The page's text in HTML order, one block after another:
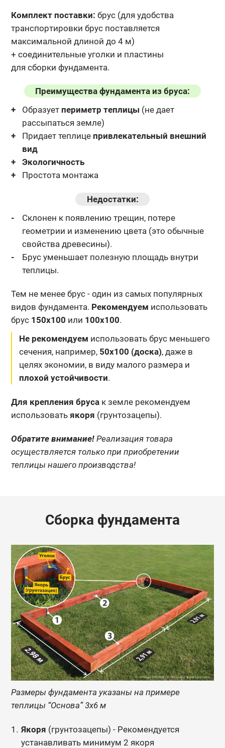
Комплект поставки: брус (для удобства
транспортировки брус поставляется
максимальной длиной до 4 м)
+ соединительные уголки и пластины
для сборки фундамента.
Преимущества фундамента из бруса:
Образует периметр теплицы (не дает
рассыпаться земле)
Придает теплице привлекательный внешний
вид
Экологичность
Простота монтажа
Недостатки:
Склонен к появлению трещин, потере
геометрии и изменению цвета (это обычные
свойства древесины).
Брус уменьшает полезную площадь внутри
теплицы.
Тем не менее брус - один из самых популярных
видов фундамента. Рекомендуем использовать
брус 150х100 или 100х100.
Не рекомендуем использовать брус меньшего
сечения, например, 50х100 (доска), даже в
целях экономии, в виду малого размера и
плохой устойчивости.
Для крепления брусак земле рекомендуем
использовать якоря (грунтозацепы).
Обратите внимание!Реализация товара
осуществляется только при приобретении
теплицы нашего производства!
Сборка фундамента
Размеры фундамента указаны на примере
теплицы “Основа” 3х6 м
Якоря (грунтозацепы) - Рекомендуется
устанавливать минимум 2 якоря